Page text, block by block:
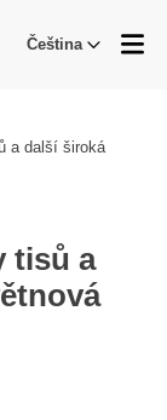
Čeština
a další široká
tisů a